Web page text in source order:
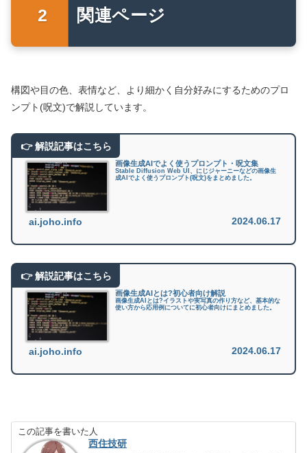
関連ページ
構図や目の色、表情など、より細かく自分好みにするためのプロ
ンプト(呪文)で解説しています。
画像生成AIでよく使うプロンプト・呪文集
Stable Diffusion Web UI、にじジャーニーなどの画像生
成AIでよく使うプロンプト(呪文)をまとめました。
ai.joho.info 2024.06.17
画像生成AIとは?初心者向け解説
画像生成AIとは?イラストや実写真の作り方など、基本的な
使い方から応用例についてに初心者向けにまとめました。
ai.joho.info 2024.06.17
この記事を書いた人
西住技研